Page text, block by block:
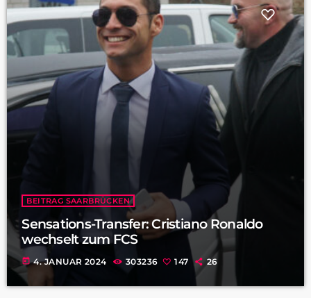
BEITRAG SAARBRÜCKEN
Sensations-Transfer: Cristiano Ronaldo
wechselt zum FCS
today 4. JANUAR 2024 303236 147 26